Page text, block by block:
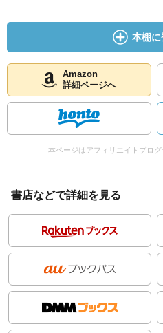
本棚に
Amazon
詳細ページへ
本ページはアフィリエイトプロ
書店などで詳細を見る